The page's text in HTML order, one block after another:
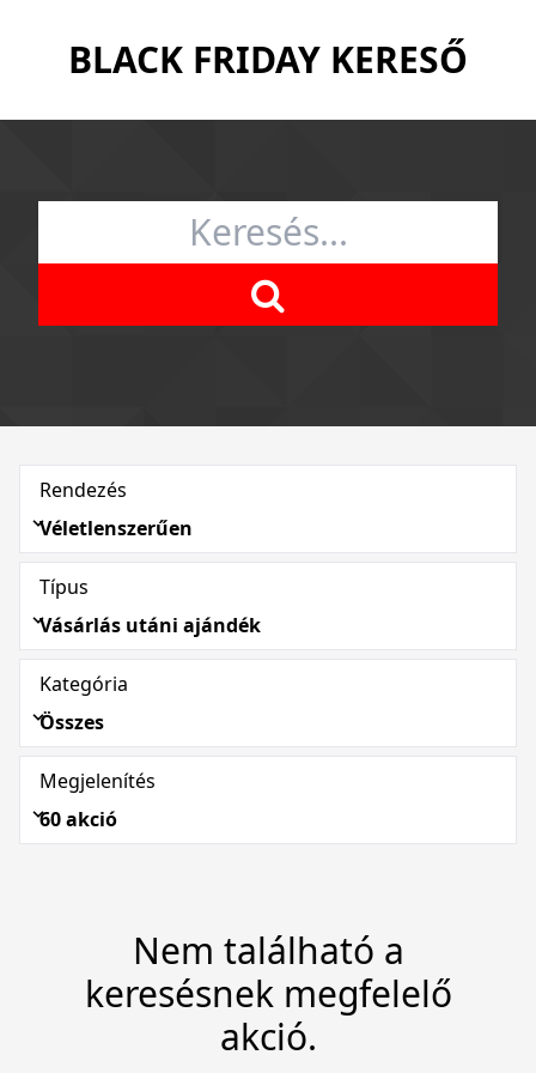
BLACK FRIDAY KERESŐ
Rendezés
Véletlenszerűen
Típus
Vásárlás utáni ajándék
Kategória
Összes
Megjelenítés
60 akció
Nem található a
keresésnek megfelelő
akció.